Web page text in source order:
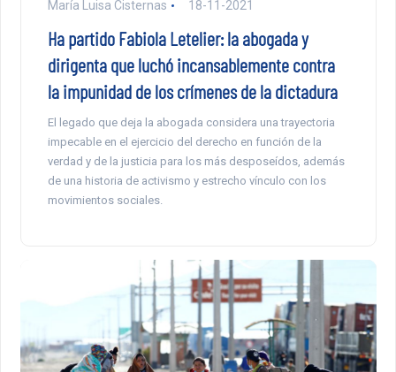
María Luisa Cisternas 18-11-2021
Ha partido Fabiola Letelier: la abogada y
dirigenta que luchó incansablemente contra
la impunidad de los crímenes de la dictadura
El legado que deja la abogada considera una trayectoria
impecable en el ejercicio del derecho en función de la
verdad y de la justicia para los más desposeídos, además
de una historia de activismo y estrecho vínculo con los
movimientos sociales.